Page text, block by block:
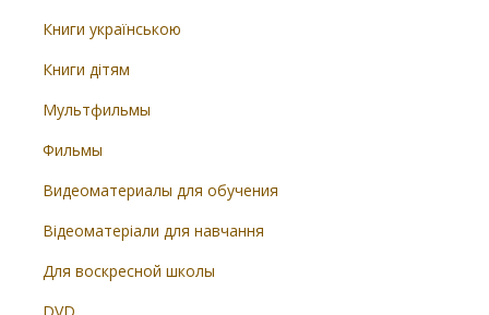
Книги українською
Книги дітям
Мультфильмы
Фильмы
Видеоматериалы для обучения
Відеоматеріали для навчання
Для воскресной школы